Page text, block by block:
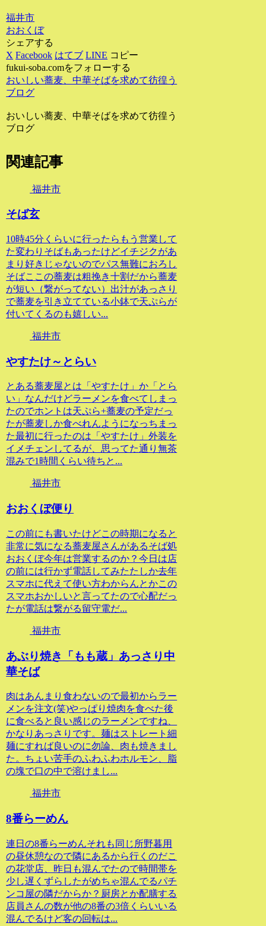
福井市
おおくぼ
シェアする
X Facebook はてブ LINE コピー
fukui-soba.comをフォローする
おいしい蕎麦、中華そばを求めて彷徨う
ブログ
おいしい蕎麦、中華そばを求めて彷徨う
ブログ
関連記事
福井市
そば玄
10時45分くらいに行ったらもう営業して
た変わりそばもあったけどイチジクがあ
まり好きじゃないのでパス無難におろし
そばここの蕎麦は粗挽き十割だから蕎麦
が短い（繋がってない）出汁があっさり
で蕎麦を引き立てている小鉢で天ぷらが
付いてくるのも嬉しい...
福井市
やすたけ～とらい
とある蕎麦屋とは「やすたけ」か「とら
い」なんだけどラーメンを食べてしまっ
たのでホントは天ぷら+蕎麦の予定だっ
たが蕎麦しか食べれんようになっちまっ
た最初に行ったのは「やすたけ」外装を
イメチェンしてるが、思ってた通り無茶
混みで1時間くらい待ちと...
福井市
おおくぼ便り
この前にも書いたけどこの時期になると
非常に気になる蕎麦屋さんがあるそば処
おおくぼ今年は営業するのか？今日は店
の前には行かず電話してみたたしか去年
スマホに代えて使い方わからんとかこの
スマホおかしいと言ってたので心配だっ
たが電話は繋がる留守電だ...
福井市
あぶり焼き「もも蔵」あっさり中
華そば
肉はあんまり食わないので最初からラー
メンを注文(笑)やっぱり焼肉を食べた後
に食べると良い感じのラーメンですね、
かなりあっさりです。麺はストレート細
麺にすれば良いのに勿論、肉も焼きまし
た。ちょい苦手のふわふわホルモン、脂
の塊で口の中で溶けまし...
福井市
8番らーめん
連日の8番らーめんそれも同じ所野暮用
の昼休憩なので隣にあるから行くのだこ
の花堂店、昨日も混んでたので時間帯を
少し遅くずらしたがめちゃ混んでるパチ
ンコ屋の隣だからか？厨房とか配膳する
店員さんの数が他の8番の3倍くらいいる
混んでるけど客の回転は...